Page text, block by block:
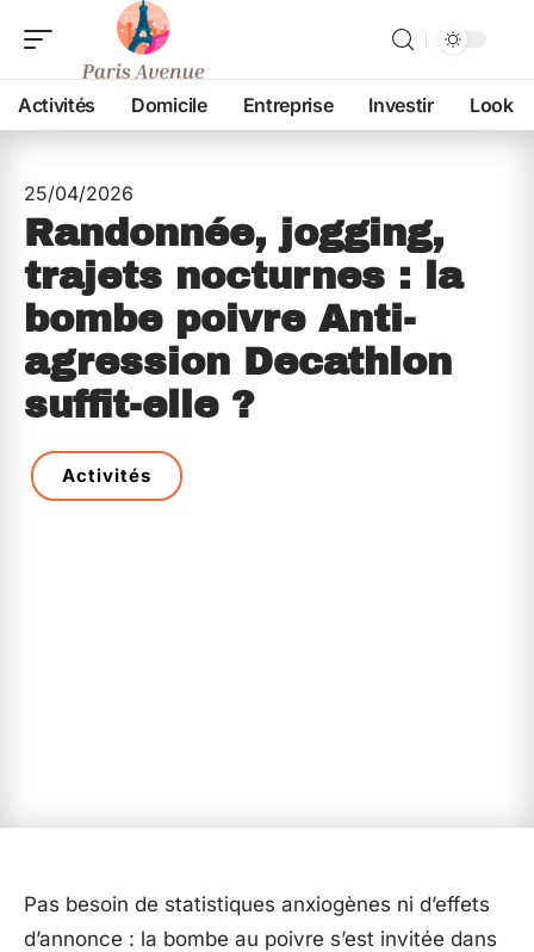
Activités Domicile Entreprise Investir Look
25/04/2026
Randonnée, jogging,
trajets nocturnes : la
bombe poivre Anti-
agression Decathlon
suffit-elle ?
Activités
Pas besoin de statistiques anxiogènes ni d’effets
d’annonce : la bombe au poivre s’est invitée dans